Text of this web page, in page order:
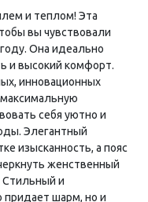
и теплом! Эта
вы чувствовали
Она идеально
и высокий комфорт.
инновационных
максимальную
себя уютно и
Элегантный
изысканность, а пояс
женственный
Стильный и
шарм, но и